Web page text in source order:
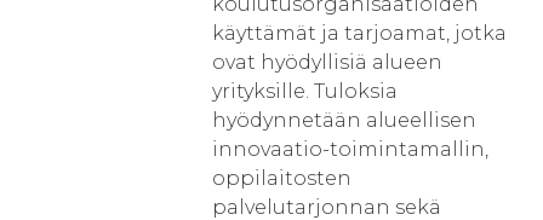
käyttämät ja tarjoamat, jotka
ovat hyödyllisiä alueen
yrityksille. Tuloksia
hyödynnetään alueellisen
innovaatio-toimintamallin,
oppilaitosten
palvelutarjonnan sekä